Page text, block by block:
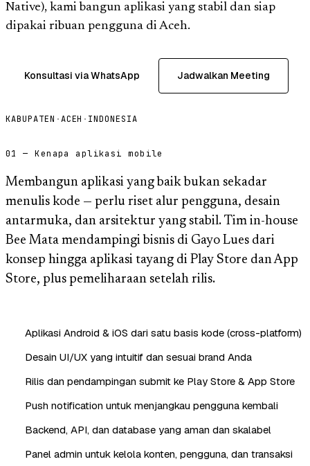
Native), kami bangun aplikasi yang stabil dan siap
dipakai ribuan pengguna di Aceh.
Konsultasi via WhatsApp Jadwalkan Meeting
KABUPATEN ·ACEH · INDONESIA
01 — Kenapa aplikasi mobile
Membangun aplikasi yang baik bukan sekadar
menulis kode — perlu riset alur pengguna, desain
antarmuka, dan arsitektur yang stabil. Tim in-house
Bee Mata mendampingi bisnis di Gayo Lues dari
konsep hingga aplikasi tayang di Play Store dan App
Store, plus pemeliharaan setelah rilis.
Aplikasi Android & iOS dari satu basis kode (cross-platform)
Desain UI/UX yang intuitif dan sesuai brand Anda
Rilis dan pendampingan submit ke Play Store & App Store
Push notification untuk menjangkau pengguna kembali
Backend, API, dan database yang aman dan skalabel
Panel admin untuk kelola konten, pengguna, dan transaksi